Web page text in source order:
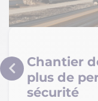
Chantier
plus de
sécurité